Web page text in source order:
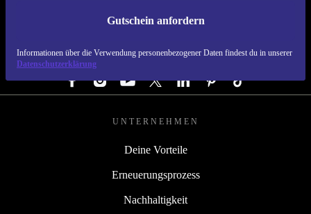
Gutschein anfordern
Informationen über die Verwendung personenbezogener Daten findest du in unserer
Datenschutzerklärung
REFURBED ÖSTERREICH - RETHINK NEW.
FOLGE UNS
UNTERNEHMEN
Deine Vorteile
Erneuerungsprozess
Nachhaltigkeit